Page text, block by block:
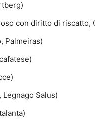
con diritto di riscatto,
Palmeiras)
Legnago Salus)